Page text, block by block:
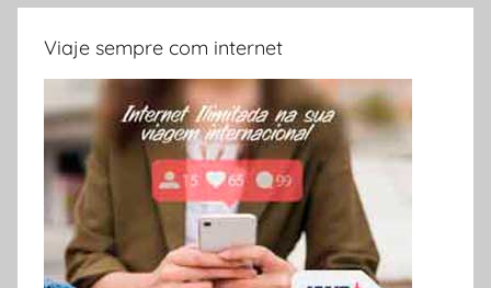
Viaje sempre com internet